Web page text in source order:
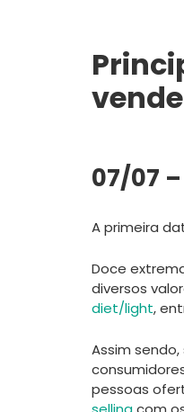
07/07
A primeira
Doce
diversos
diet/light,
Assim
pessoas